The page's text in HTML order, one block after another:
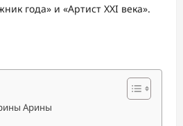
года» и «Артист XXI века».
Арины